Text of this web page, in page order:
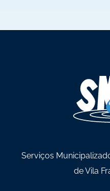
Serviços
de Vila